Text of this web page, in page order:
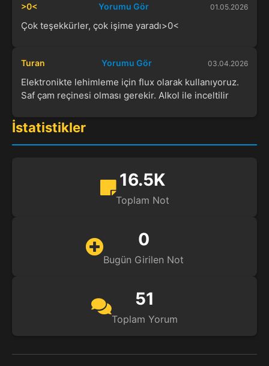
>0< Yorumu Gör 01.05.2026
Çok teşekkürler, çok işime yaradı>0<
Turan Yorumu Gör 03.04.2026
Elektronikte lehimleme için flux olarak kullanıyoruz.
Saf çam reçinesi olması gerekir. Alkol ile inceltilir
İstatistikler
16.5K
Toplam Not
0
Bugün Girilen Not
51
Toplam Yorum